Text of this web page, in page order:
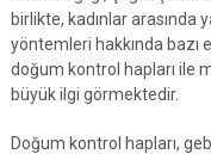
birlikte, kadınlar arasında
yöntemleri hakkında bazı
doğum kontrol hapları ile
büyük ilgi görmektedir.
Doğum kontrol hapları,